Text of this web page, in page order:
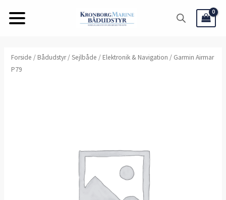
Forside / Bådudstyr/Sejlbåde / Elektronik & Navigation / Garmin Airmar
P79